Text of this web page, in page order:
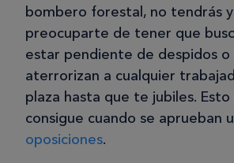
bombero forestal, no tendrás
preocuparte de tener que
estar pendiente de despidos o
aterrorizan a cualquier
plaza hasta que te jubiles. Esto
consigue cuando se aprueban
oposiciones.